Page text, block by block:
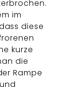
im
diese
kurze
die
Rampe